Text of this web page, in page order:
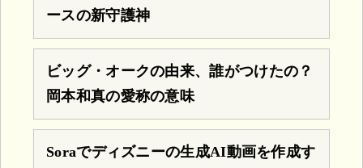
ースの新守護神
ビッグ・オークの由来、誰がつけたの？
岡本和真の愛称の意味
Soraでディズニーの生成AI動画を作成す